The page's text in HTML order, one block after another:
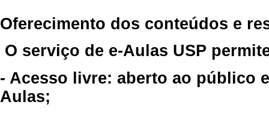
Oferecimento dos conteúdos e
O serviço de e-Aulas USP
- Acesso livre: aberto ao público
Aulas;